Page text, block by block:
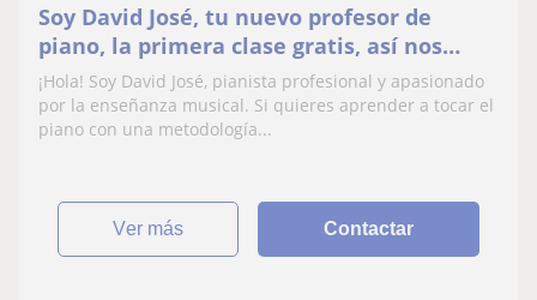
Soy David José, tu nuevo profesor de
piano, la primera clase gratis, así nos
conocemos
¡Hola! Soy David José, pianista profesional y apasionado
por la enseñanza musical. Si quieres aprender a tocar el
piano con una metodología...
ver más Contactar